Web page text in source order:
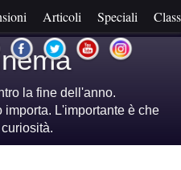
Articoli Speciali
la fine dell'anno.
L'importante è che